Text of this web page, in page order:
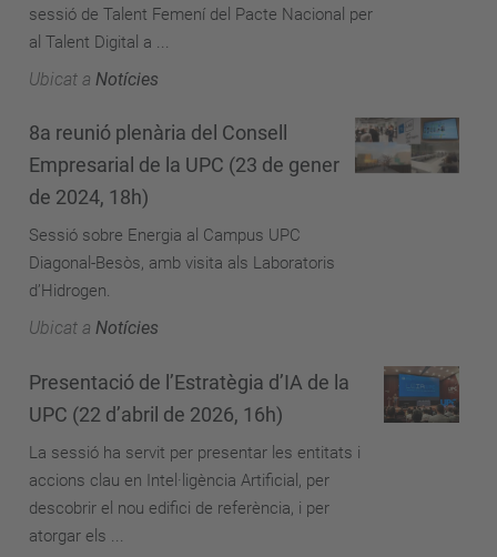
sessió de Talent Femení del Pacte Nacional per
al Talent Digital a ...
Ubicat a Notícies
8a reunió plenària del Consell
Empresarial de la UPC (23 de gener
de 2024, 18h)
Sessió sobre Energia al Campus UPC
Diagonal-Besòs, amb visita als Laboratoris
d’Hidrogen.
Ubicat a Notícies
Presentació de l’Estratègia d’IA de la
UPC (22 d’abril de 2026, 16h)
La sessió ha servit per presentar les entitats i
accions clau en Intel·ligència Artificial, per
descobrir el nou edifici de referència, i per
atorgar els ...